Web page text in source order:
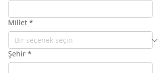
Millet *
Şehir *